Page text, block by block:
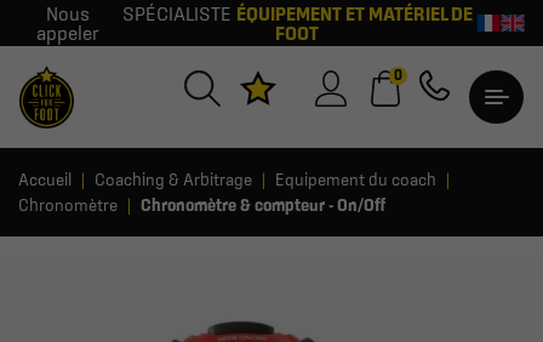
Nous
appeler
SPÉCIALISTE ÉQUIPEMENT ET MATÉRIEL DE
FOOT
0
Accueil Coaching & Arbitrage
Equipement du coach
Chronomètre
Chronomètre & compteur - On/Off